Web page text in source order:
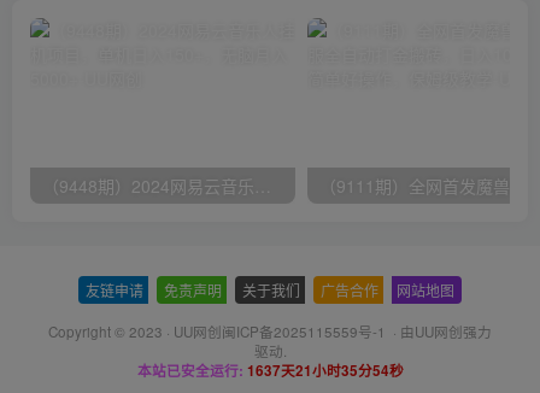
友链申请 免责声明 关于我们 广告合作 网站地图
Copyright © 2023 · UU网创闽ICP备2025115559号-1 · 由UU网创强力
驱动.
本站已安全运行: 1637天21小时35分54秒